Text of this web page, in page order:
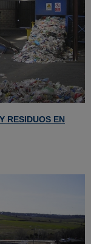
RESIDUOS EN